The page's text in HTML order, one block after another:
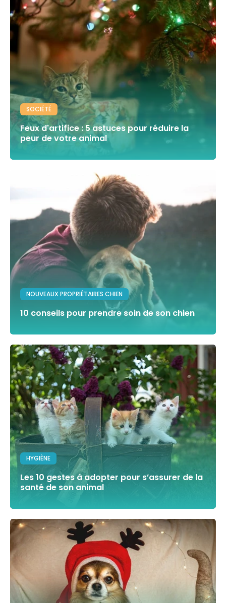
SOCIÉTÉ
Feux d'artifice : 5 astuces pour réduire la
peur de votre animal
NOUVEAUX PROPRIÉTAIRES CHIEN
10 conseils pour prendre soin de son chien
HYGIÈNE
Les 10 gestes à adopter pour s’assurer de la
santé de son animal